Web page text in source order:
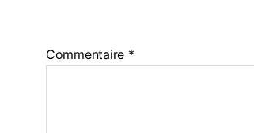
Commentaire *